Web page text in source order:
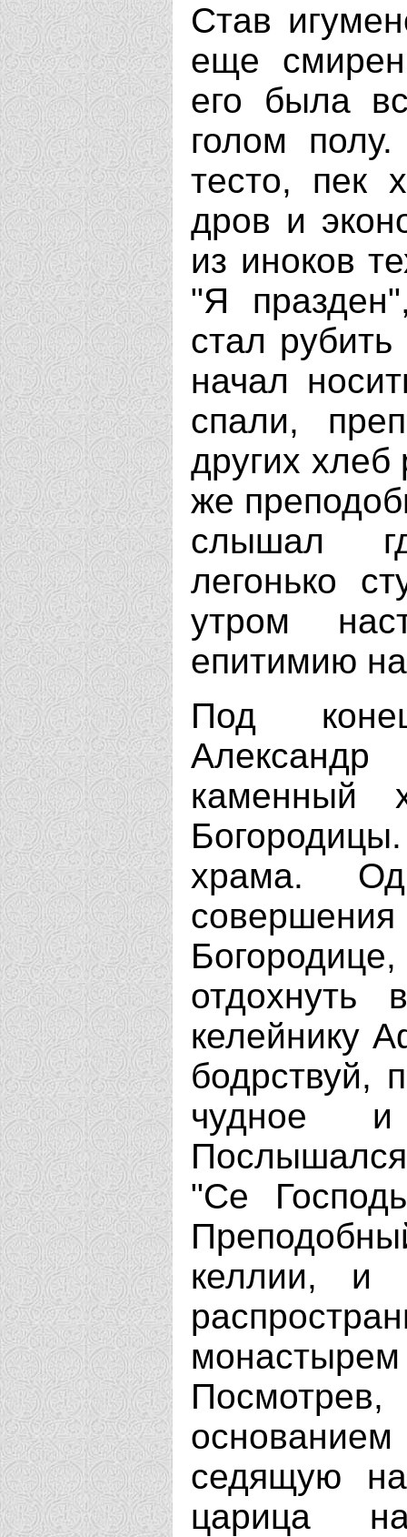
Став
еще
его была
голом
тесто, пек
дров и
из иноков
"Я
стал
начал
спали,
других
же
слышал
легонько
утром
епитимию
Под
каменный
храма.
отдохнуть
келейнику
бодрствуй,
чудное и
"Се
келлии, и
седящую
царица